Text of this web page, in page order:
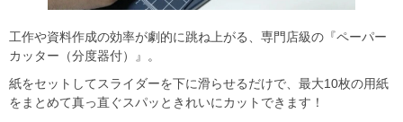
工作や資料作成の効率が劇的に跳ね上がる、専門店級の『ペーパー
カッター（分度器付）』。
紙をセットしてスライダーを下に滑らせるだけで、最大10枚の用紙
をまとめて真っ直ぐスパッときれいにカットできます！